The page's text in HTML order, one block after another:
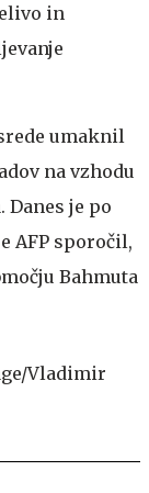
in
umaknil
na vzhodu
je po
AFP sporočil,
Bahmuta